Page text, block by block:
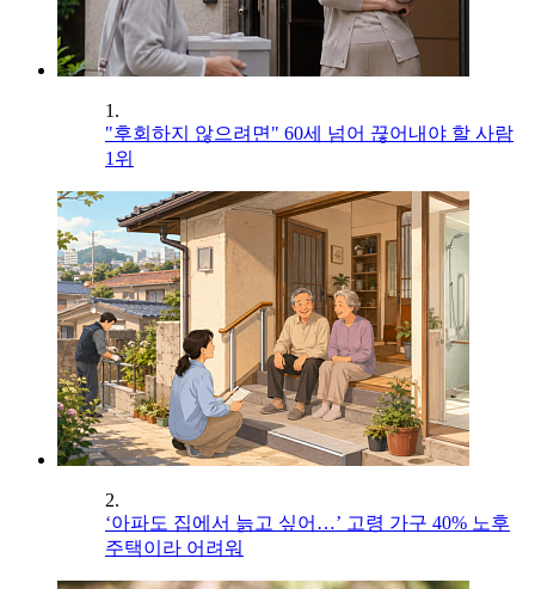
1.
"후회하지 않으려면" 60세 넘어 끊어내야 할 사람
1위
2.
‘아파도 집에서 늙고 싶어…’ 고령 가구 40% 노후
주택이라 어려워